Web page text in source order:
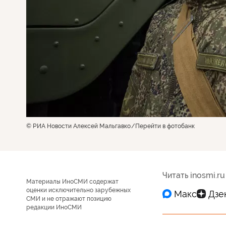
© РИА Новости Алексей Мальгавко Перейти в фотобанк
Материалы ИноСМИ содержат
оценки исключительно зарубежных
СМИ и не отражают позицию
редакции ИноСМИ
Читать inosmi.ru